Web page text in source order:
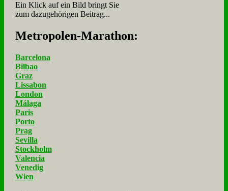
Ein Klick auf ein Bild bringt Sie
zum dazugehörigen Beitrag...
Me­tro­po­len-Ma­ra­thon:
Barcelona
Bilbao
Graz
Lissabon
London
Málaga
Paris
Porto
Prag
Sevilla
Stockholm
Valencia
Venedig
Wien